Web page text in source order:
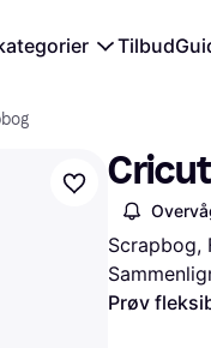
Tilbud
Scrapbog,
Prøv